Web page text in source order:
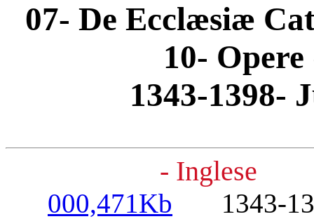
07- De Ecclæsiæ
10-
1343-1398-
- Inglese
000,471Kb 1343-